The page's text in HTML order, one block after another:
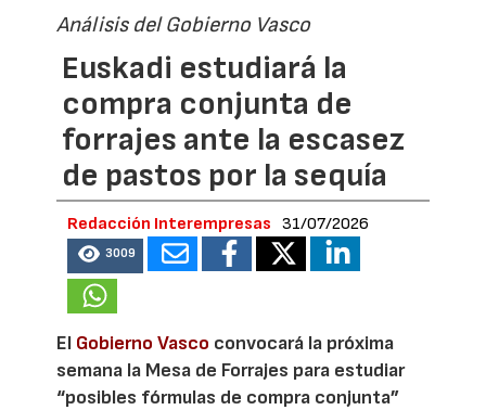
Análisis del Gobierno Vasco
Euskadi estudiará la
compra conjunta de
forrajes ante la escasez
de pastos por la sequía
Redacción Interempresas 31/07/2026
3009
El Gobierno Vasco convocará la próxima
semana la Mesa de Forrajes para estudiar
“posibles fórmulas de compra conjunta”